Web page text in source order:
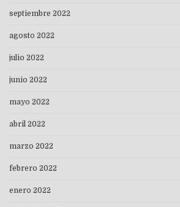
septiembre 2022
agosto 2022
julio 2022
junio 2022
mayo 2022
abril 2022
marzo 2022
febrero 2022
enero 2022